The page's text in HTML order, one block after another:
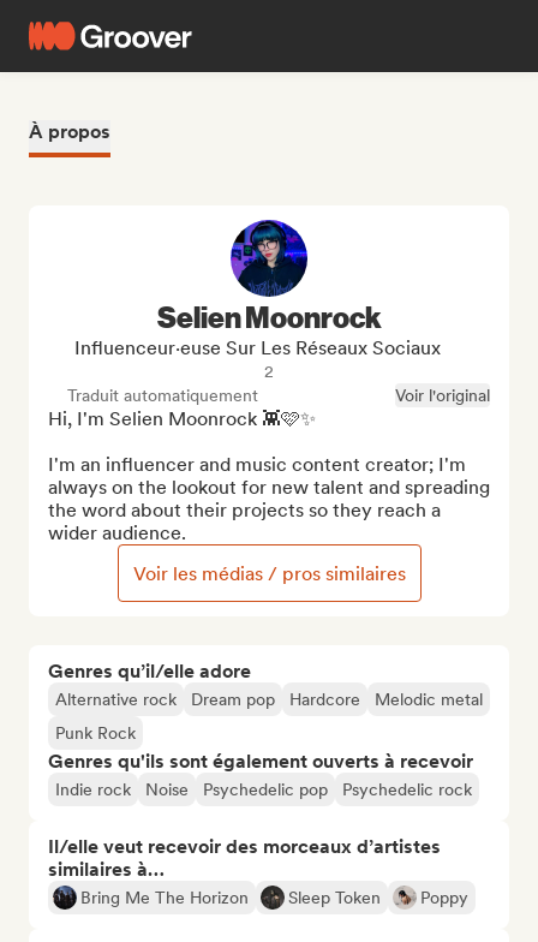
À propos
Genres qu’il/elle adore
Alternative rock Dream pop Hardcore
Melodic metal
Punk Rock
Genres qu'ils sont également ouverts à recevoir
Indie rock Noise Psychedelic pop Psychedelic rock
Il/elle veut recevoir des morceaux d’artistes
similaires à…
Bring Me The Horizon Sleep Token Poppy
Selien Moonrock
Influenceur·euse Sur Les Réseaux Sociaux
2
Traduit automatiquement
Voir l'original
Hi, I'm Selien Moonrock 👾🩷✨
I'm an influencer and music content creator; I'm
always on the lookout for new talent and spreading
the word about their projects so they reach a
wider audience.
Voir les médias / pros similaires